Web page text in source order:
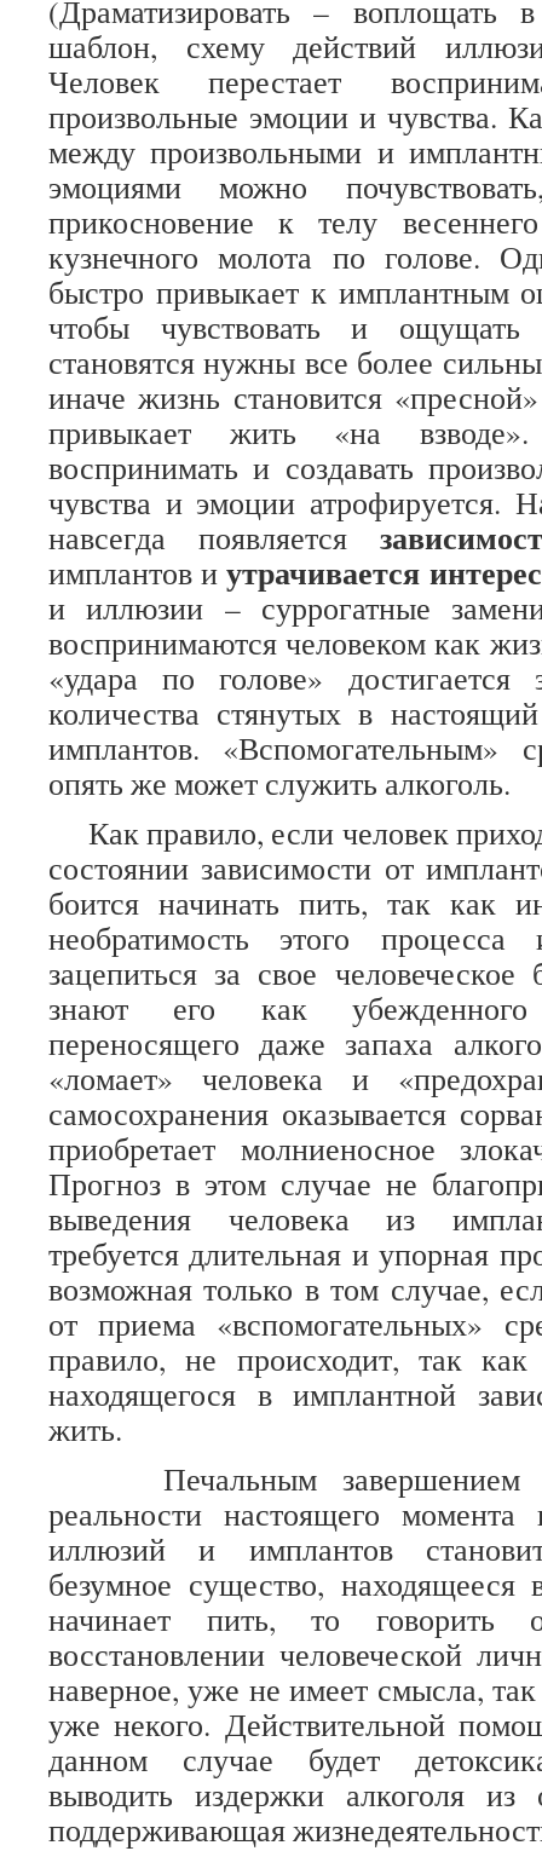
(Драматизировать – воплощать
шаблон, схему действий
Человек перестает
произвольные эмоции и чувства.
между произвольными и
эмоциями можно
прикосновение к телу
кузнечного молота по голове.
быстро привыкает к имплантным
чтобы чувствовать и
становятся нужны все более
иначе жизнь становится
привыкает жить «на
воспринимать и создавать
чувства и эмоции атрофируется.
навсегда появляется
имплантов иутрачивается
и иллюзии – суррогатные
воспринимаются человеком как
«удара по голове» достигается
количества стянутых в
имплантов. «Вспомогательным»
опять же может служить алкоголь.
Как правило, если человек
состоянии зависимости от
боится начинать пить, так как
необратимость этого
зацепиться за свое
знают его как убежденного
переносящего даже запаха
«ломает» человека и
самосохранения оказывается
приобретает молниеносное
Прогноз в этом случае не
выведения человека из
требуется длительная и упорная
возможная только в том случае,
от приема «вспомогательных»
правило, не происходит, так
находящегося в имплантной
жить.
Печальным завершением
реальности настоящего
иллюзий и имплантов
безумное существо, находящееся
начинает пить, то говорить
восстановлении человеческой
наверное, уже не имеет смысла, так
уже некого. Действительной
данном случае будет
выводить издержки алкоголя из
поддерживающая